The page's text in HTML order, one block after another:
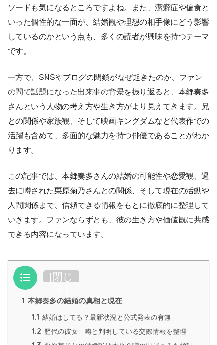
ソードも気になるところですよね。また、潔癖症や偏食と
いった個性的な一面が、結婚観や理想の相手像にどう影響
しているのかという点も、多くの読者が興味を持つテーマ
です。
一方で、SNSやブログの閉鎖がなぜ起きたのか、ファン
の間で話題になった出来事の背景を振り返ると、本郷奏多
さんという人物の考え方や生き方がより見えてきます。兄
との関係や家族観、そして映画キングダムなど代表作での
活躍も含めて、多面的な魅力を持つ俳優であることがわか
ります。
この記事では、本郷奏多さんの結婚の可能性や恋愛観、過
去に噂された栗原菊乃さんとの関係、そして現在の活動や
人間関係まで、信頼できる情報をもとに徹底的に整理して
いきます。ファンならずとも、彼の生き方や価値観に共感
できる内容になっています。
目次 [閉じ
1 本郷奏多の結婚の真相と現在
1.1 結婚はしてる？最新状況と公式発表の有無
1.2 歴代の彼女—噂と判明している交際情報を整理